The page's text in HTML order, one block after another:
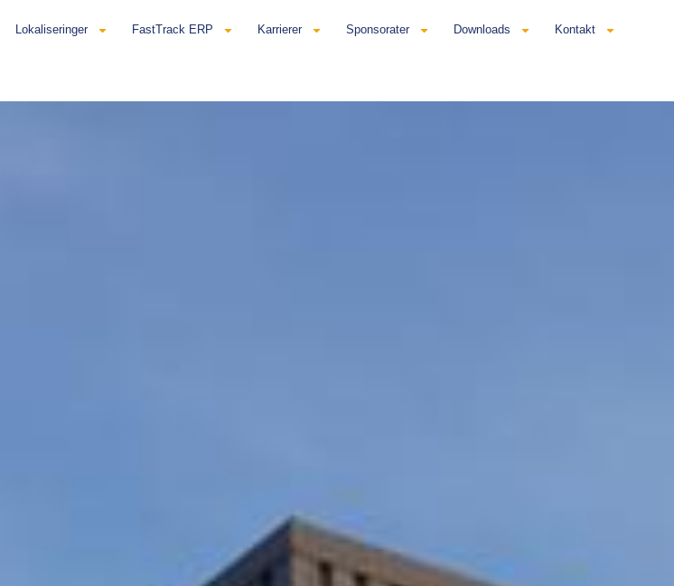
Lokaliseringer FastTrack ERP Karrierer Sponsorater Downloads Kontakt